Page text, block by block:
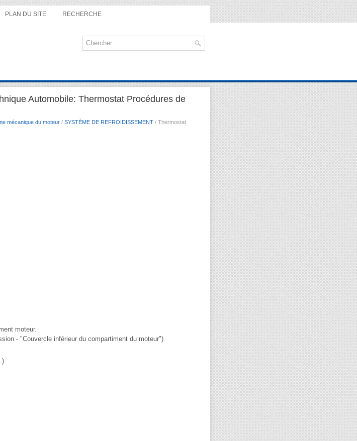
PLAN DU SITE RECHERCHE
Automobile: Thermostat Procédures de
mécanique du moteur / SYSTÈME DE REFROIDISSEMENT / Thermostat
moteur.
- "Couvercle inférieur du compartiment du moteur")